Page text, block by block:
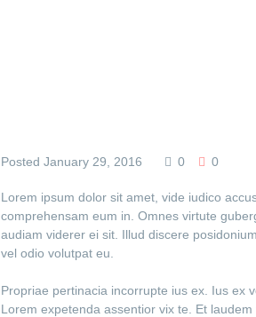
Posted January 29, 2016 0 0
Lorem ipsum dolor sit amet, vide iudico
comprehensam eum in. Omnes virtute
audiam viderer ei sit. Illud discere
vel odio volutpat eu.
Propriae pertinacia incorrupte ius ex. Ius ex
Lorem expetenda assentior vix te. Et